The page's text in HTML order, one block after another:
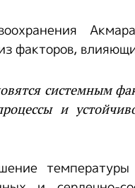
факторов,
системным
и